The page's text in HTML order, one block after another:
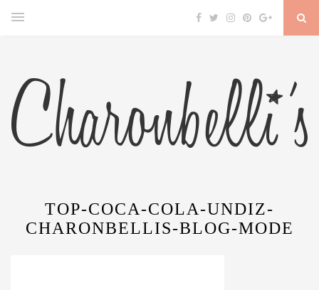
TOP-COCA-COLA-UNDIZ-
CHARONBELLIS-BLOG-MODE